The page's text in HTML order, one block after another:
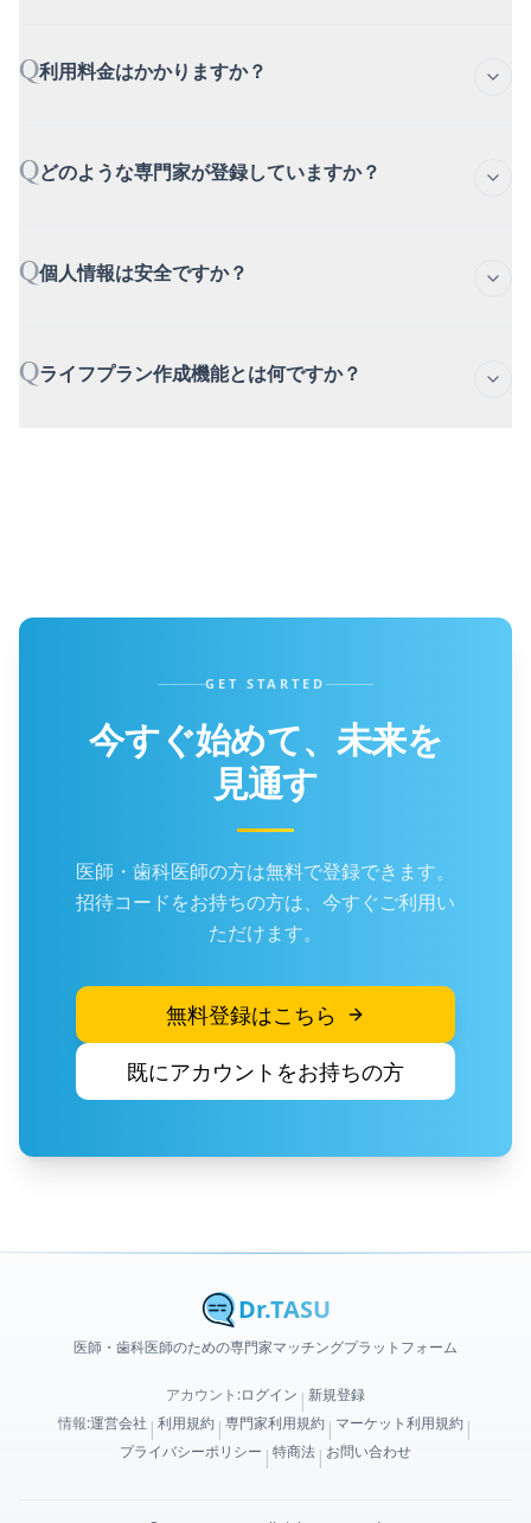
象です。専門家としての登録には審査を経てい
Q利用料金はかかりますか？
いただけます。専門家への相談やマーケットプ
Qどのような専門家が登録していますか？
ー、保険代理店、不動産コンサルタントなど、
Q個人情報は安全ですか？
り、すべての通信は暗号化されています。相談
Qライフプラン作成機能とは何ですか？
GET STARTED
今すぐ始めて、未来を
見通す
医師・歯科医師の方は無料で登録できます。
招待コードをお持ちの方は、今すぐご利用い
ただけます。
無料登録はこちら
既にアカウントをお持ちの方
Dr.TASU
医師・歯科医師のための専門家マッチングプラットフォーム
アカウント:ログイン | 新規登録
情報:運営会社| 利用規約 | 専門家利用規約 | マーケット利用規約 |
プライバシーポリシー | 特商法 | お問い合わせ